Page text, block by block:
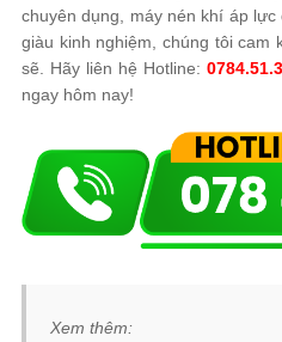
chuyên dụng, máy nén khí áp
giàu kinh nghiệm, chúng tôi cam
sẽ. Hãy liên hệ Hotline:
ngay hôm nay!
Xem thêm: